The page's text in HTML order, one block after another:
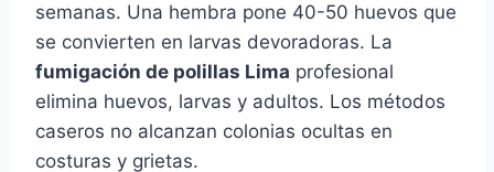
semanas. Una hembra pone 40-50 huevos que
se convierten en larvas devoradoras. La
fumigación de polillas Lima profesional
elimina huevos, larvas y adultos. Los métodos
caseros no alcanzan colonias ocultas en
costuras y grietas.